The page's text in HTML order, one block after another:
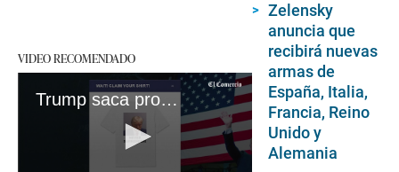
VIDEO RECOMENDADO
Trump saca provecho político y económico de histórica foto policial
Zelensky
anuncia que
recibirá nuevas
armas de
España, Italia,
Francia, Reino
Unido y
Alemania